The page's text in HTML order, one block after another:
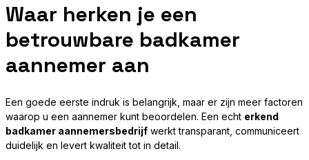
Waar herken je een
betrouwbare badkamer
aannemer aan
Een goede eerste indruk is belangrijk, maar er zijn meer factoren
waarop u een aannemer kunt beoordelen. Een echt erkend
badkamer aannemersbedrijf werkt transparant, communiceert
duidelijk en levert kwaliteit tot in detail.